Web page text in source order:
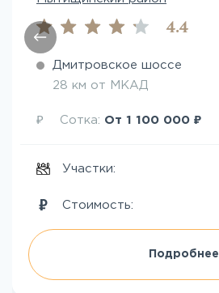
4.4
Дмитровское шоссе
28 км от МКАД
₽ Сотка: От 1 100 000 ₽
Участки:
Стоимость:
Подробнее